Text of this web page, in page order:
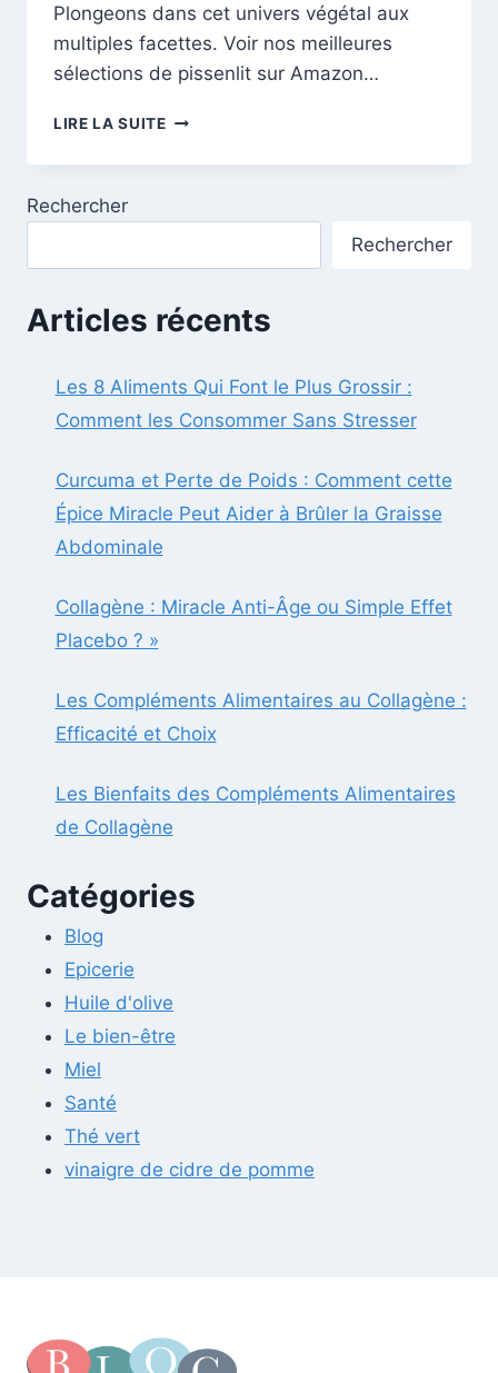
Plongeons dans cet univers végétal aux
multiples facettes. Voir nos meilleures
sélections de pissenlit sur Amazon…
LIRE LA SUITELE
DÉCOUVREZ
PISSENLIT
Rechercher
Rechercher
Articles récents
Les 8 Aliments Qui Font le Plus Grossir :
Comment les Consommer Sans Stresser
Curcuma et Perte de Poids : Comment cette
Épice Miracle Peut Aider à Brûler la Graisse
Abdominale
Collagène : Miracle Anti-Âge ou Simple Effet
Placebo ? »
Les Compléments Alimentaires au Collagène :
Efficacité et Choix
Les Bienfaits des Compléments Alimentaires
de Collagène
Catégories
Blog
Epicerie
Huile d'olive
Le bien-être
Miel
Santé
Thé vert
vinaigre de cidre de pomme